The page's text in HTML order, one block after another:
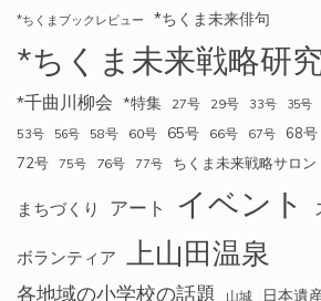
*ちくまブックレビュー *ちくま未来俳句
*ちくま未来戦略研
*千曲川柳会 *特集 27号 29号 33号 35号
53号
56号 58号 60号 65号 66号 67号 68号
72号 75号 76号 77号 ちくま未来戦略サロン
まちづくり アート イベント
ボランティア 上山田温泉
各地域の小学校の話題 山城 日本遺